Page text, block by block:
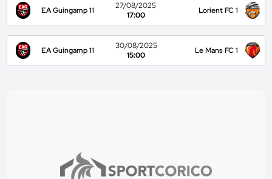
EA Guingamp 11
27/08/2025
17:00
Lorient FC 1
EA Guingamp 11
30/08/2025
15:00
Le Mans FC 1